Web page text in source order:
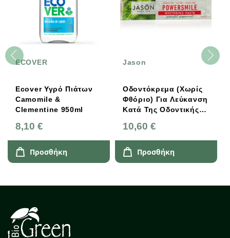
ECOVER
Ecover Υγρό Πιάτων
Camomile &
Clementine 950ml
8,10 €
Προσθήκη
Jason
Οδοντόκρεμα (χωρίς
Φθόριο) Για Λεύκανση
Κατά Της Οδοντικής
10,60 €
Προσθήκη